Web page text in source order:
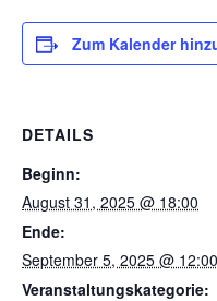
Zum Kalender
DETAILS
Beginn:
August 31, 2025 @ 18:00
Ende:
September 5, 2025 @ 12:00
Veranstaltungskategorie: